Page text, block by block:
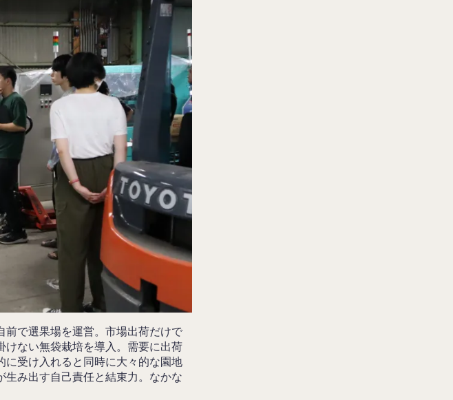
で選果場を運営。市場出荷だけで
ない無袋栽培を導入。需要に出荷
受け入れると同時に大々的な園地
み出す自己責任と結束力。なかな